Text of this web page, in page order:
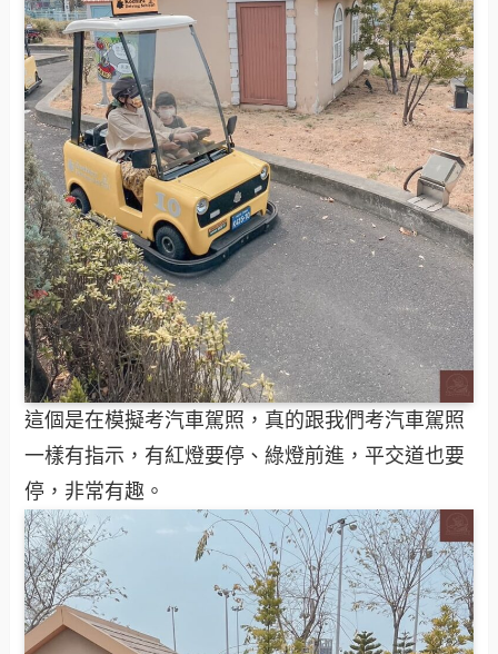
這個是在模擬考汽車駕照，真的跟我們考汽車駕照
一樣有指示，有紅燈要停、綠燈前進，平交道也要
停，非常有趣。